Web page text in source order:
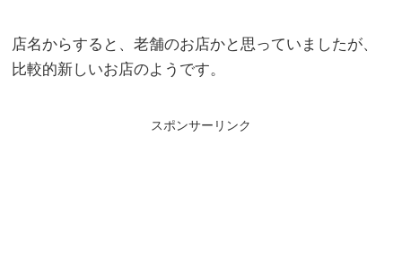
店名からすると、老舗のお店かと思っていましたが、
比較的新しいお店のようです。
スポンサーリンク